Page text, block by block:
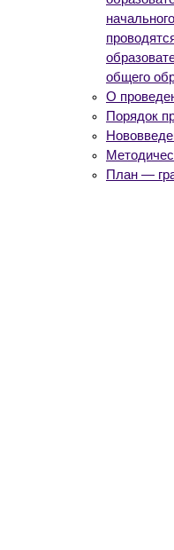
общего
О
Порядок
План —